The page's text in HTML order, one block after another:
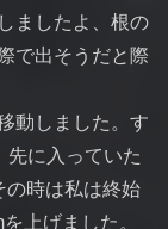
ましたよ、根の
で出そうだと際
動しました。す
先に入っていた
の時は私は終始
上げました。